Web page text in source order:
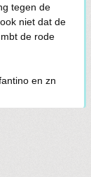
tegen de
niet dat de
de rode
en zn